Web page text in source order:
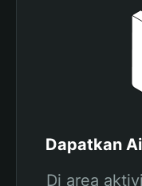
Dapatkan
Di area